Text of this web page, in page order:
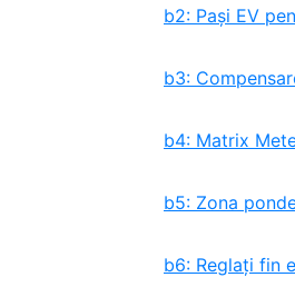
b2: Pași EV
b3:
b4: Matrix
b5: Zona
b6: Reglați fin